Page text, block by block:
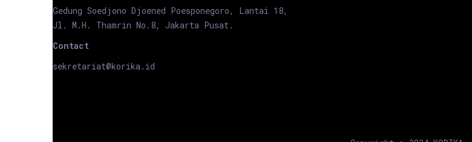
Gedung Soedjono Djoened Poesponegoro, Lantai 18,
Jl. M.H. Thamrin No.8, Jakarta Pusat.
Contact
sekretariat@korika.id